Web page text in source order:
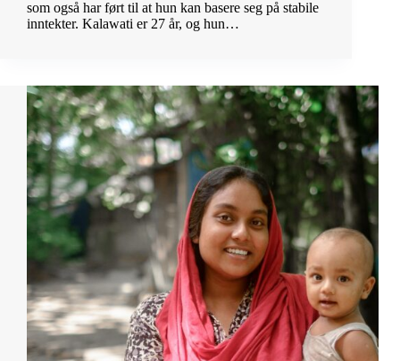
som også har ført til at hun kan basere seg på stabile
inntekter. Kalawati er 27 år, og hun…